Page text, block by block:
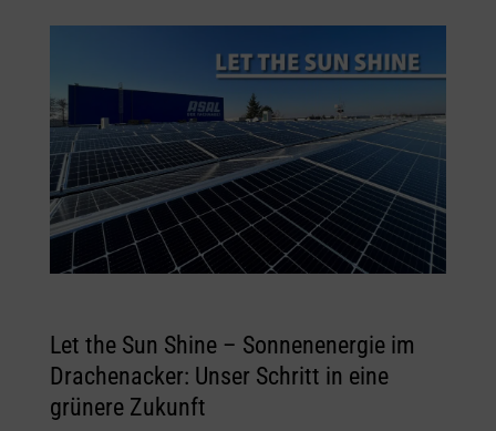
Let the Sun Shine – Sonnenenergie im
Drachenacker: Unser Schritt in eine
grünere Zukunft